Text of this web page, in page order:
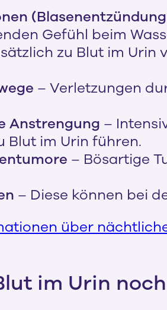
Gefühl beim
zu Blut im Urin
– Verletzungen
Anstrengung –
Blut im Urin führen.
– Bösartige
– Diese können bei
über
im Urin